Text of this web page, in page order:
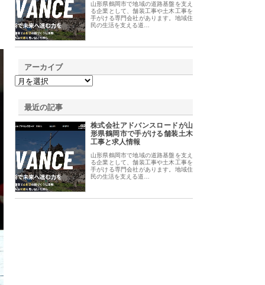
山形県鶴岡市で地域の道路基盤を支え
る企業として、舗装工事や土木工事を
手がける専門会社があります。地域住
民の生活を支える道…
アーカイブ
最近の記事
株式会社アドバンスロードが山
形県鶴岡市で手がける舗装土木
工事と求人情報
山形県鶴岡市で地域の道路基盤を支え
る企業として、舗装工事や土木工事を
手がける専門会社があります。地域住
民の生活を支える道…